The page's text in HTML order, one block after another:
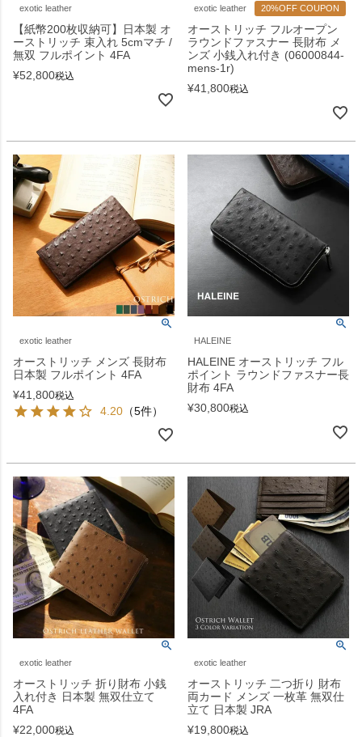
exotic leather
【紙幣200枚収納可】日本製 オ
ーストリッチ 束入れ 5cmマチ /
無双 フルポイント 4FA
¥52,800税込
exotic leather 20%OFF COUPON
オーストリッチ フルオープン
ラウンドファスナー 長財布 メ
ンズ 小銭入れ付き (06000844-
mens-1r)
¥41,800税込
exotic leather
オーストリッチ メンズ 長財布
日本製 フルポイント 4FA
¥41,800税込
4.20 （5件）
HALEINE
HALEINE オーストリッチ フル
ポイント ラウンドファスナー長
財布 4FA
¥30,800税込
exotic leather
オーストリッチ 折り財布 小銭
入れ付き 日本製 無双仕立て
4FA
¥22,000税込
exotic leather
オーストリッチ 二つ折り 財布
両カード メンズ 一枚革 無双仕
立て 日本製 JRA
¥19,800税込